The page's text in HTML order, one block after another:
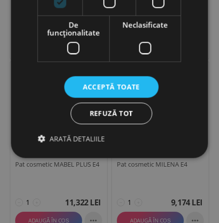
9,174
ADAUGĂ ÎN COȘ
+ 11,934
ADAUGĂ ÎN COȘ
Pat cosmetic MABEL PLUS E4
11,322LEI
ADAUGĂ ÎN COȘ 
Pat cosmetic MILENA E4
9,174LEI
ADAUGĂ ÎN COȘ 
De
funcţionalitate
Neclasificate
ACCEPTĂ TOATE
REFUZĂ TOT
ARATĂ DETALIILE